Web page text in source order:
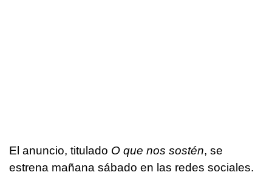
El anuncio, titulado O que nos sostén, se
estrena mañana sábado en las redes sociales.